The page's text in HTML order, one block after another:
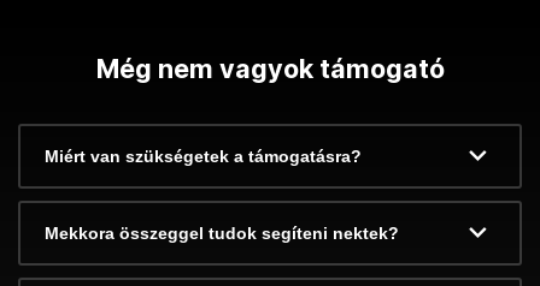
Még nem vagyok támogató
Miért van szükségetek a támogatásra?
Mekkora összeggel tudok segíteni nektek?